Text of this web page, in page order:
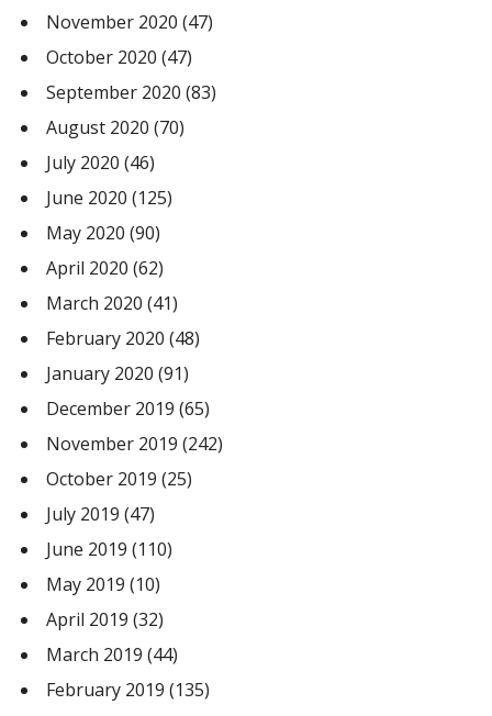
November 2020 (47)
October 2020 (47)
September 2020 (83)
August 2020 (70)
July 2020 (46)
June 2020 (125)
May 2020 (90)
April 2020 (62)
March 2020 (41)
February 2020 (48)
January 2020 (91)
December 2019 (65)
November 2019 (242)
October 2019 (25)
July 2019 (47)
June 2019 (110)
May 2019 (10)
April 2019 (32)
March 2019 (44)
February 2019 (135)